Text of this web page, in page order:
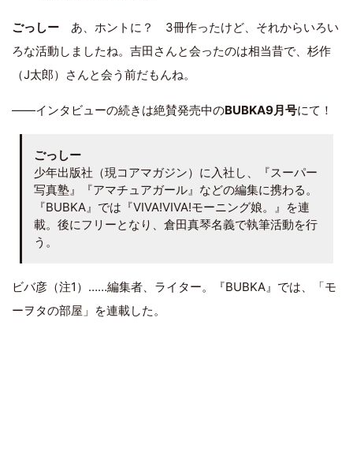
ごっしー あ、ホントに？ 3冊作ったけど、それからいろい
ろな活動しましたね。吉田さんと会ったのは相当昔で、杉作
（J太郎）さんと会う前だもんね。
――インタビューの続きは絶賛発売中のBUBKA9月号にて！
ごっしー
少年出版社（現コアマガジン）に入社し、『スーパー
写真塾』『アマチュアガール』などの編集に携わる。
『BUBKA』では『VIVA!VIVA!モーニング娘。』を連
載。後にフリーとなり、倉田真琴名義で執筆活動を行
う。
ビバ彦（注1）……編集者、ライター。『BUBKA』では、「モ
ーヲタの部屋」を連載した。